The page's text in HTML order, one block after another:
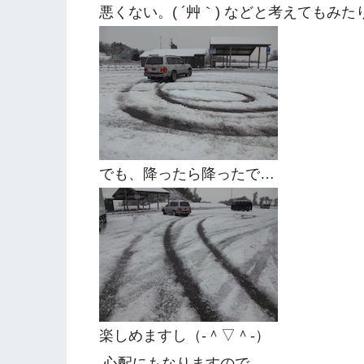
悪くない。( ´艸｀) などと考えてもみ
でも、降ったら降ったで…
楽しめますし（‐＾▽＾‐）